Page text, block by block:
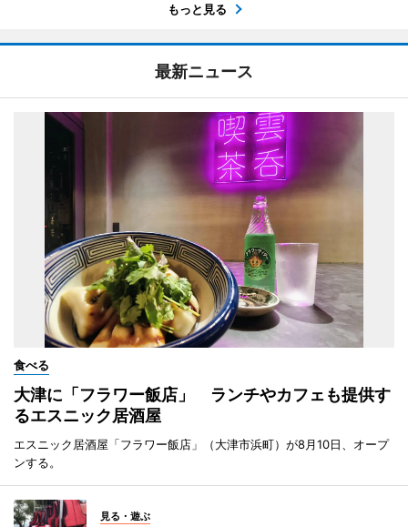
もっと見る
最新ニュース
食べる
大津に「フラワー飯店」 ランチやカフェも提供す
るエスニック居酒屋
エスニック居酒屋「フラワー飯店」（大津市浜町）が8月10日、オープ
ンする。
見る・遊ぶ